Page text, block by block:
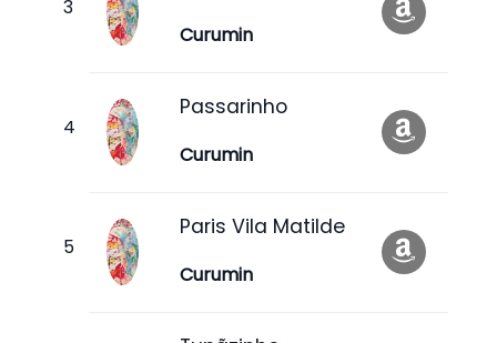
Curumin
Passarinho
Curumin
Paris Vila Matilde
Curumin